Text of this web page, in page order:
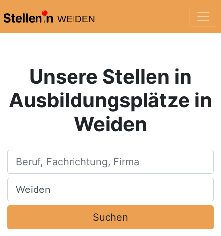
WEIDEN
Unsere Stellen in
Ausbildungsplätze in
Weiden
Beruf, Fachrichtung, Firma
Ort, Stadt
Suchen